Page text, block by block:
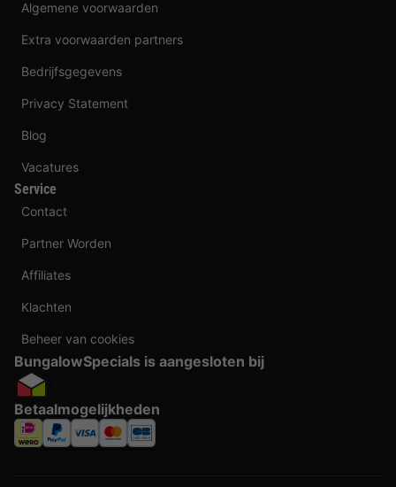
Algemene voorwaarden
Extra voorwaarden partners
Bedrijfsgegevens
Privacy Statement
Blog
Vacatures
Service
Contact
Partner Worden
Affiliates
Klachten
Beheer van cookies
BungalowSpecials is aangesloten bij
Betaalmogelijkheden